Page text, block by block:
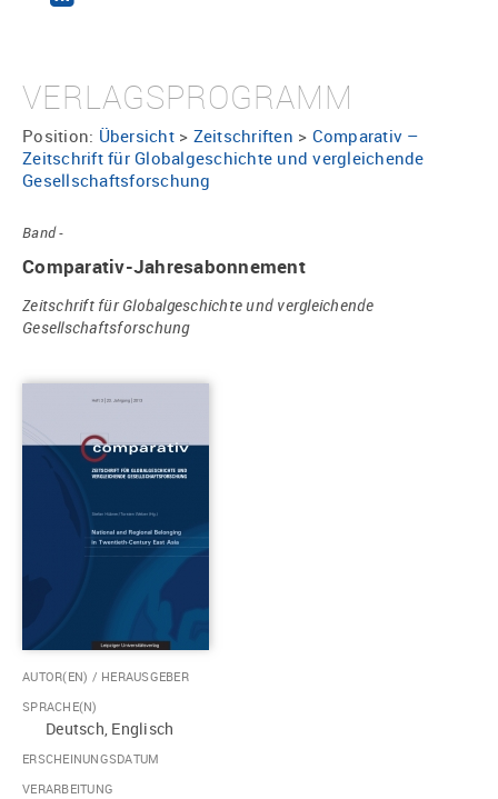
VERLAGSPROGRAMM
Position: Übersicht> Zeitschriften > Comparativ –
Zeitschrift für Globalgeschichte und vergleichende
Gesellschaftsforschung
Band -
Comparativ-Jahresabonnement
Zeitschrift für Globalgeschichte und vergleichende
Gesellschaftsforschung
AUTOR(EN) / HERAUSGEBER
SPRACHE(N)
Deutsch, Englisch
ERSCHEINUNGSDATUM
VERARBEITUNG